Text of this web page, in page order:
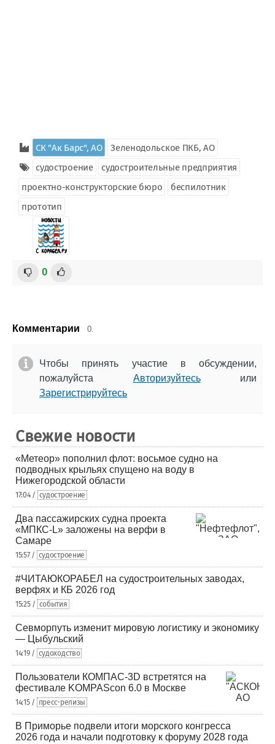
СК "Ак Барс", АО
Зеленодольское ПКБ, АО
судостроение
судостроительные предприятия
проектно-конструкторские бюро
беспилотник
прототип
0
Комментарии 0.
Чтобы принять участие в обсуждении,
пожалуйста Авторизуйтесьили
Зарегистрируйтесь
Свежие новости
«Метеор» пополнил флот: восьмое судно на
подводных крыльях спущено на воду в
Нижегородской области
17:04 / судостроение
Два пассажирских судна проекта
«МПКС-L» заложены на верфи в
Самаре
15:57 / судостроение
#ЧИТАЮКОРАБЕЛ на судостроительных заводах,
верфях и КБ 2026 год
15:25 / события
Севморпуть изменит мировую логистику и экономику
— Цыбульский
14:19 / судоходство
Пользователи КОМПАС-3D встретятся на
фестивале KOMPAScon 6.0 в Москве
14:15 / пресс-релизы
В Приморье подвели итоги морского конгресса
2026 года и начали подготовку к форуму 2028 года